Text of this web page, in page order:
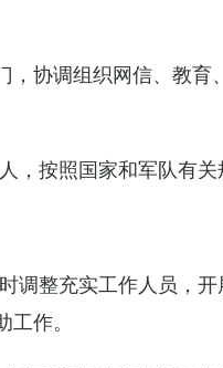
协调组织网信、教育
按照国家和军队有关
调整充实工作人员，
作。